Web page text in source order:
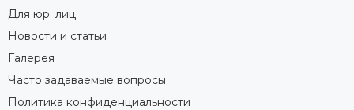
Для юр. лиц
Новости и статьи
Галерея
Часто задаваемые вопросы
Политика конфиденциальности